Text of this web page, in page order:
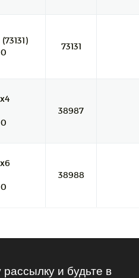
0
73131
0
38987
0
38988
и будьте в